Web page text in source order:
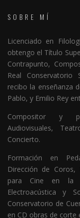
SOBRE MÍ
Licenciado en
obtengo el Título
Contrapunto,
Real Conservatorio
recibo la enseñanza
Pablo, y Emilio Rey
Compositor y
Audiovisuales,
Concierto.
Formación en
Dirección de Coros,
para Cine en la
Electroacústica y
Conservatorio de
en CD obras de corte